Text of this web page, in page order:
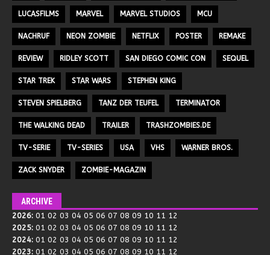
LUCASFILMS MARVEL MARVEL STUDIOS MCU
NACHRUF NEON ZOMBIE NETFLIX POSTER REMAKE
REVIEW RIDLEY SCOTT SAN DIEGO COMIC CON SEQUEL
STAR TREK STAR WARS STEPHEN KING
STEVEN SPIELBERG TANZ DER TEUFEL TERMINATOR
THE WALKING DEAD TRAILER TRASHZOMBIES.DE
TV-SERIE TV-SERIES USA VHS WARNER BROS.
ZACK SNYDER ZOMBIE-MAGAZIN
ARCHIVE
2026: 01 02 03 04 05 06 07 08 09 10 11 12
2025: 01 02 03 04 05 06 07 08 09 10 11 12
2024: 01 02 03 04 05 06 07 08 09 10 11 12
2023: 01 02 03 04 05 06 07 08 09 10 11 12